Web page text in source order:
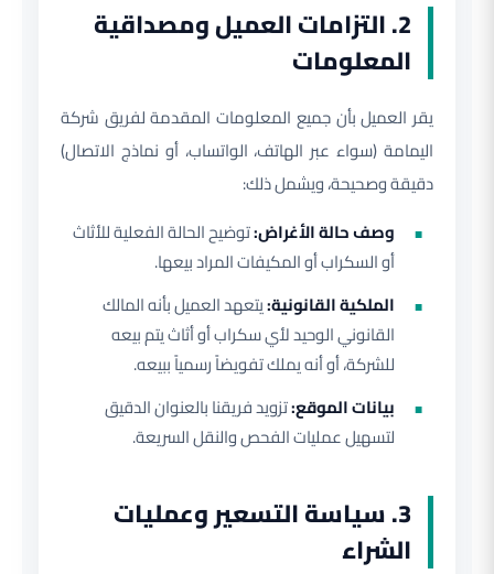
2. التزامات العميل ومصداقية
المعلومات
يقر العميل بأن جميع المعلومات المقدمة لفريق شركة
اليمامة (سواء عبر الهاتف، الواتساب، أو نماذج الاتصال)
دقيقة وصحيحة، ويشمل ذلك:
وصف حالة الأغراض:توضيح الحالة الفعلية للأثاث
أو السكراب أو المكيفات المراد بيعها.
الملكية القانونية:يتعهد العميل بأنه المالك
القانوني الوحيد لأي سكراب أو أثاث يتم بيعه
للشركة، أو أنه يملك تفويضاً رسمياً ببيعه.
بيانات الموقع:تزويد فريقنا بالعنوان الدقيق
لتسهيل عمليات الفحص والنقل السريعة.
3. سياسة التسعير وعمليات
الشراء